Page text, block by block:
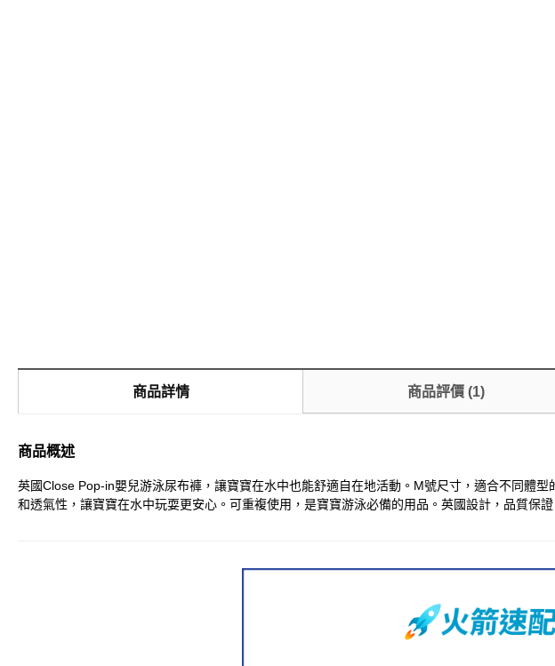
商品詳情 商品評價(1)
商品概述
英國Close Pop-in嬰兒游泳尿布褲，讓寶寶在水中也能舒適自在地活動。M號尺寸，適合不同體
和透氣性，讓寶寶在水中玩耍更安心。可重複使用，是寶寶游泳必備的用品。英國設計，品質保